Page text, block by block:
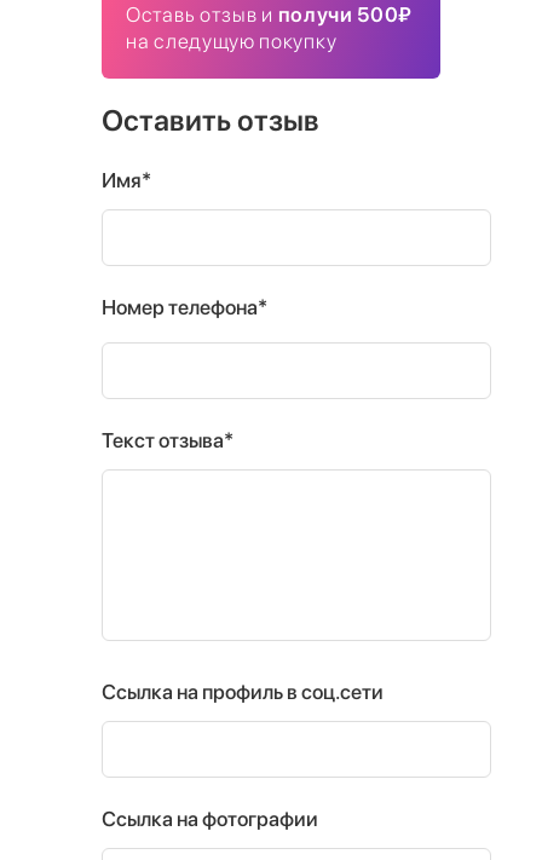
Оставь отзыв и получи 500₽
на следущую покупку
Оставить отзыв
Имя*
Номер телефона*
Текст отзыва*
Ссылка на профиль в соц.сети
Ссылка на фотографии